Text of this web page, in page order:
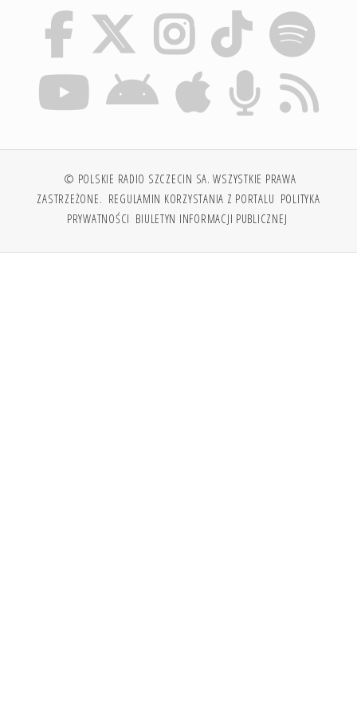
© POLSKIE RADIO SZCZECIN SA. WSZYSTKIE PRAWA
ZASTRZEŻONE. REGULAMIN KORZYSTANIA Z PORTALU POLITYKA
PRYWATNOŚCI BIULETYN INFORMACJI PUBLICZNEJ